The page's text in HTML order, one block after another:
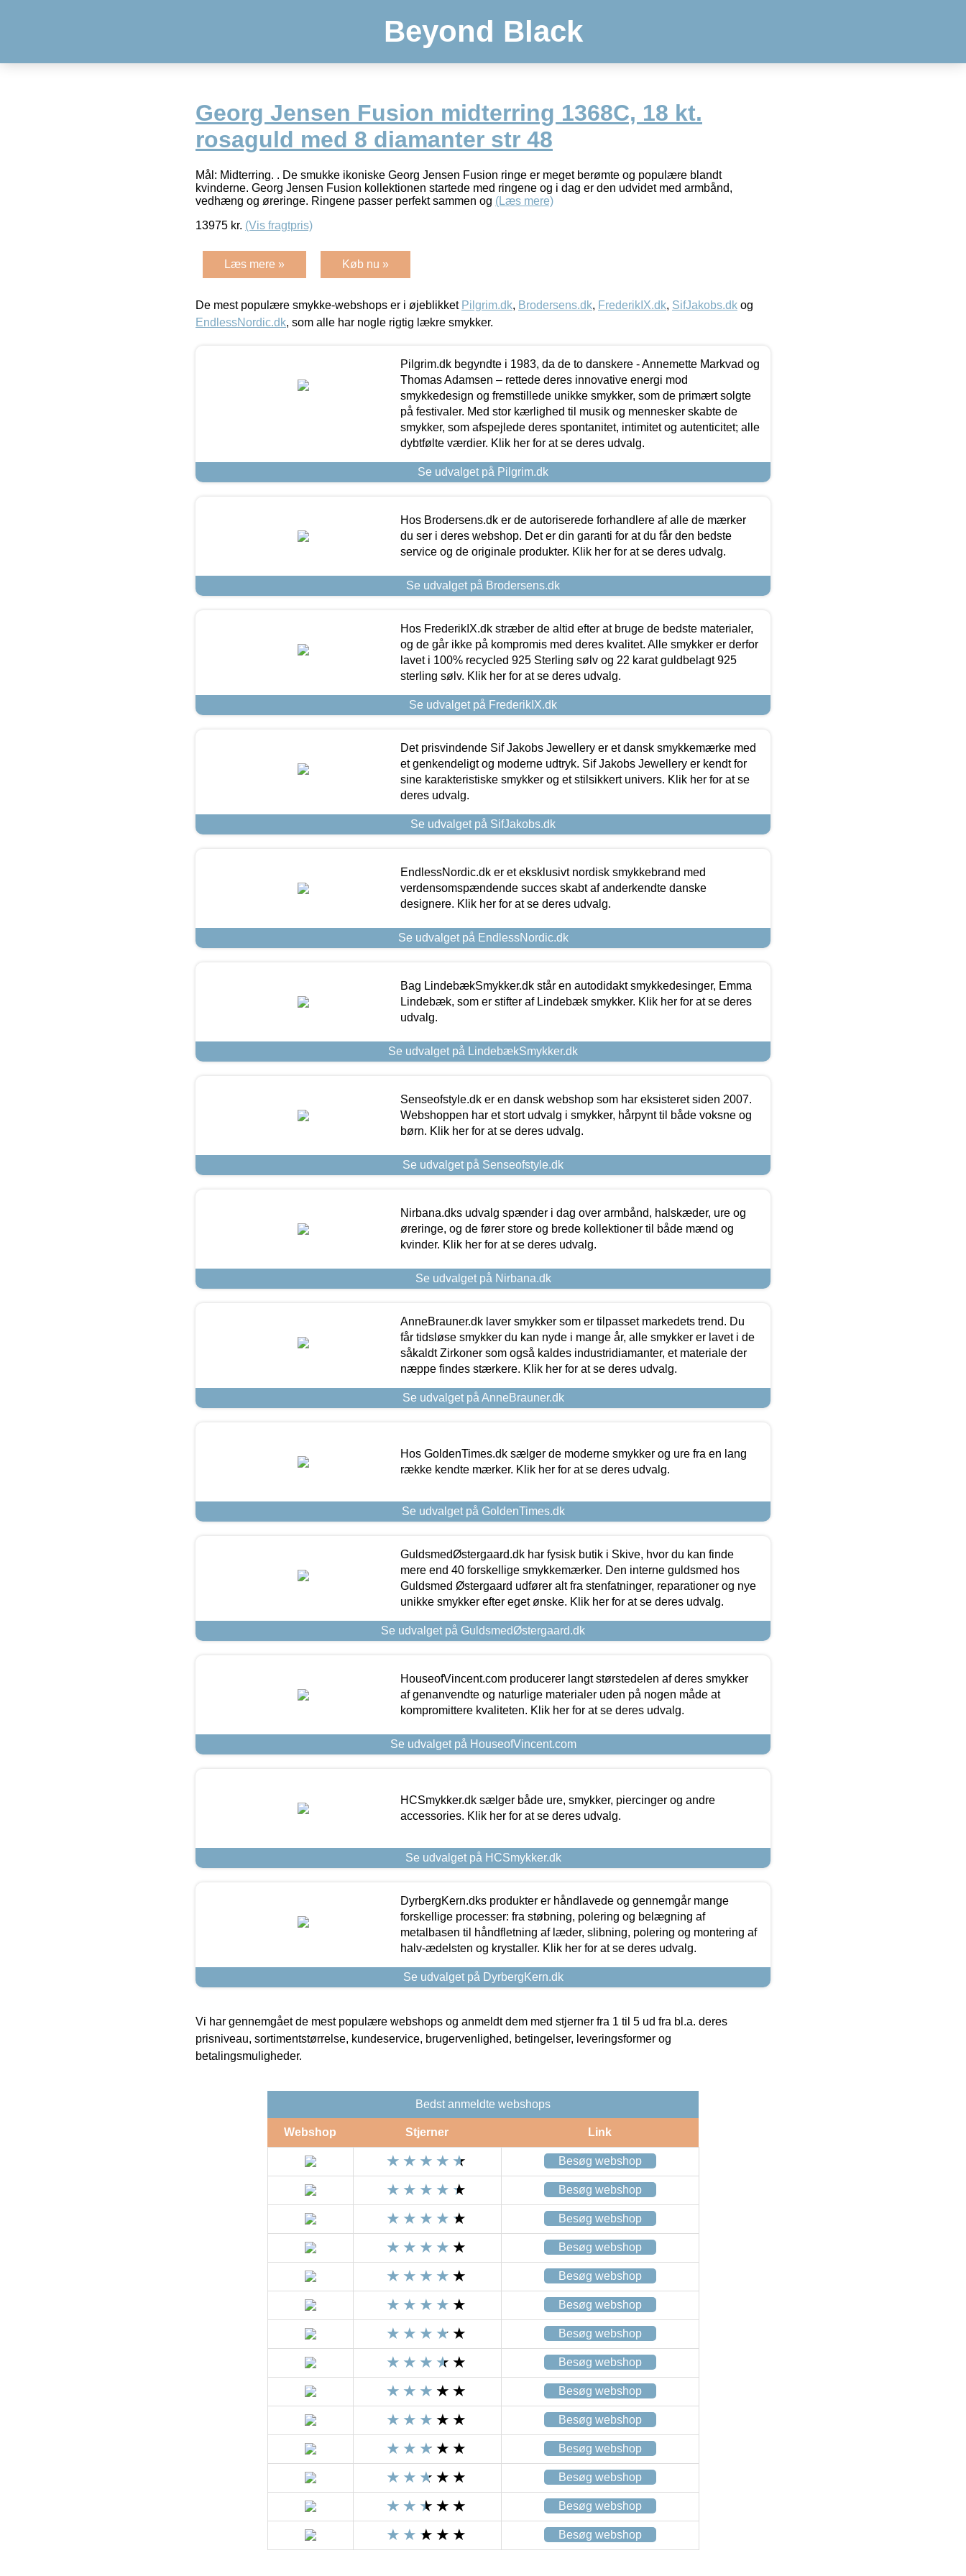
Beyond Black
Georg Jensen Fusion midterring 1368C, 18 kt.
rosaguld med 8 diamanter str 48
Mål: Midterring. . De smukke ikoniske Georg Jensen Fusion ringe er meget berømte og populære blandt
kvinderne. Georg Jensen Fusion kollektionen startede med ringene og i dag er den udvidet med armbånd,
vedhæng og øreringe. Ringene passer perfekt sammen og (Læs mere)
13975 kr. (Vis fragtpris)
Læs mere » Køb nu »
De mest populære smykke-webshops er i øjeblikket Pilgrim.dk, Brodersens.dk, FrederikIX.dk, SifJakobs.dk og
EndlessNordic.dk, som alle har nogle rigtig lækre smykker.
Pilgrim.dk begyndte i 1983, da de to danskere - Annemette Markvad og
Thomas Adamsen – rettede deres innovative energi mod
smykkedesign og fremstillede unikke smykker, som de primært solgte
på festivaler. Med stor kærlighed til musik og mennesker skabte de
smykker, som afspejlede deres spontanitet, intimitet og autenticitet; alle
dybtfølte værdier. Klik her for at se deres udvalg.
Se udvalget på Pilgrim.dk
Hos Brodersens.dk er de autoriserede forhandlere af alle de mærker
du ser i deres webshop. Det er din garanti for at du får den bedste
service og de originale produkter. Klik her for at se deres udvalg.
Se udvalget på Brodersens.dk
Hos FrederikIX.dk stræber de altid efter at bruge de bedste materialer,
og de går ikke på kompromis med deres kvalitet. Alle smykker er derfor
lavet i 100% recycled 925 Sterling sølv og 22 karat guldbelagt 925
sterling sølv. Klik her for at se deres udvalg.
Se udvalget på FrederikIX.dk
Det prisvindende Sif Jakobs Jewellery er et dansk smykkemærke med
et genkendeligt og moderne udtryk. Sif Jakobs Jewellery er kendt for
sine karakteristiske smykker og et stilsikkert univers. Klik her for at se
deres udvalg.
Se udvalget på SifJakobs.dk
EndlessNordic.dk er et eksklusivt nordisk smykkebrand med
verdensomspændende succes skabt af anderkendte danske
designere. Klik her for at se deres udvalg.
Se udvalget på EndlessNordic.dk
Bag LindebækSmykker.dk står en autodidakt smykkedesinger, Emma
Lindebæk, som er stifter af Lindebæk smykker. Klik her for at se deres
udvalg.
Se udvalget på LindebækSmykker.dk
Senseofstyle.dk er en dansk webshop som har eksisteret siden 2007.
Webshoppen har et stort udvalg i smykker, hårpynt til både voksne og
børn. Klik her for at se deres udvalg.
Se udvalget på Senseofstyle.dk
Nirbana.dks udvalg spænder i dag over armbånd, halskæder, ure og
øreringe, og de fører store og brede kollektioner til både mænd og
kvinder. Klik her for at se deres udvalg.
Se udvalget på Nirbana.dk
AnneBrauner.dk laver smykker som er tilpasset markedets trend. Du
får tidsløse smykker du kan nyde i mange år, alle smykker er lavet i de
såkaldt Zirkoner som også kaldes industridiamanter, et materiale der
næppe findes stærkere. Klik her for at se deres udvalg.
Se udvalget på AnneBrauner.dk
Hos GoldenTimes.dk sælger de moderne smykker og ure fra en lang
række kendte mærker. Klik her for at se deres udvalg.
Se udvalget på GoldenTimes.dk
GuldsmedØstergaard.dk har fysisk butik i Skive, hvor du kan finde
mere end 40 forskellige smykkemærker. Den interne guldsmed hos
Guldsmed Østergaard udfører alt fra stenfatninger, reparationer og nye
unikke smykker efter eget ønske. Klik her for at se deres udvalg.
Se udvalget på GuldsmedØstergaard.dk
HouseofVincent.com producerer langt størstedelen af deres smykker
af genanvendte og naturlige materialer uden på nogen måde at
kompromittere kvaliteten. Klik her for at se deres udvalg.
Se udvalget på HouseofVincent.com
HCSmykker.dk sælger både ure, smykker, piercinger og andre
accessories. Klik her for at se deres udvalg.
Se udvalget på HCSmykker.dk
DyrbergKern.dks produkter er håndlavede og gennemgår mange
forskellige processer: fra støbning, polering og belægning af
metalbasen til håndfletning af læder, slibning, polering og montering af
halv-ædelsten og krystaller. Klik her for at se deres udvalg.
Se udvalget på DyrbergKern.dk
Vi har gennemgået de mest populære webshops og anmeldt dem med stjerner fra 1 til 5 ud fra bl.a. deres
prisniveau, sortimentstørrelse, kundeservice, brugervenlighed, betingelser, leveringsformer og
betalingsmuligheder.
Bedst anmeldte webshops
Webshop Stjerner Link
Besøg webshop
Besøg webshop
Besøg webshop
Besøg webshop
Besøg webshop
Besøg webshop
Besøg webshop
Besøg webshop
Besøg webshop
Besøg webshop
Besøg webshop
Besøg webshop
Besøg webshop
Besøg webshop